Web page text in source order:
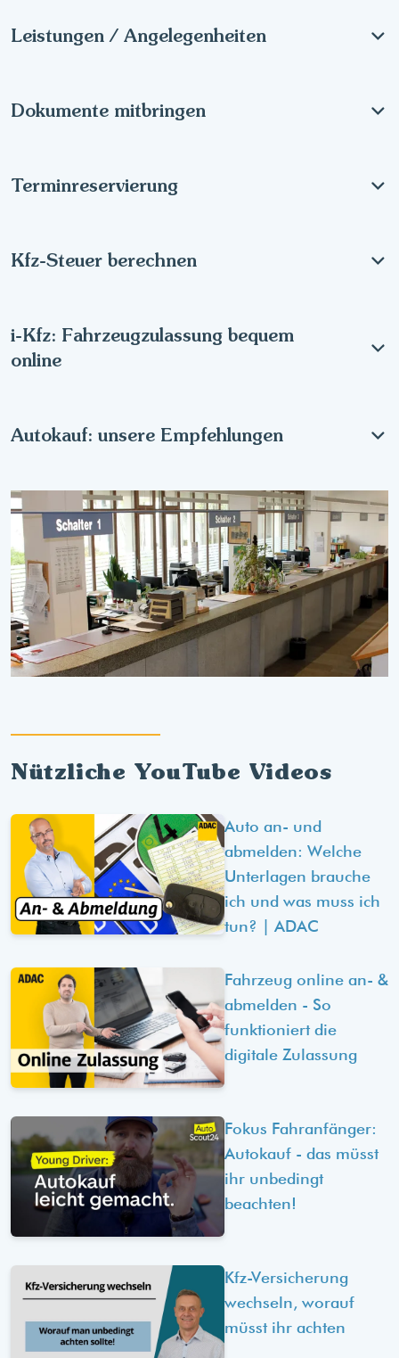
Leistungen / Angelegenheiten
Dokumente mitbringen
Terminreservierung
Kfz-Steuer berechnen
i-Kfz: Fahrzeugzulassung bequem
online
Autokauf: unsere Empfehlungen
Nützliche YouTube Videos
Auto an- und
abmelden: Welche
Unterlagen brauche
ich und was muss ich
tun? | ADAC
Fahrzeug online an- &
abmelden - So
funktioniert die
digitale Zulassung
Fokus Fahranfänger:
Autokauf - das müsst
ihr unbedingt
beachten!
Kfz-Versicherung
wechseln, worauf
müsst ihr achten